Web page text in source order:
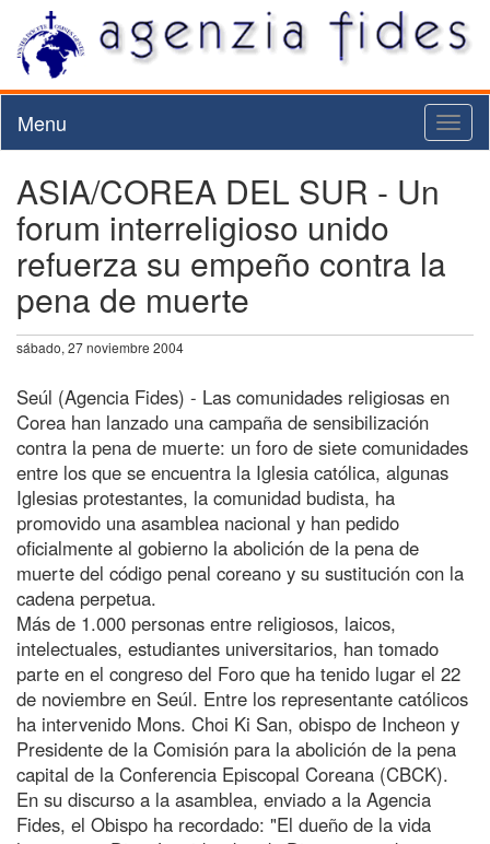
Menu
ASIA/COREA DEL SUR - Un
forum interreligioso unido
refuerza su empeño contra la
pena de muerte
sábado, 27 noviembre 2004
Seúl (Agencia Fides) - Las comunidades religiosas en
Corea han lanzado una campaña de sensibilización
contra la pena de muerte: un foro de siete comunidades
entre los que se encuentra la Iglesia católica, algunas
Iglesias protestantes, la comunidad budista, ha
promovido una asamblea nacional y han pedido
oficialmente al gobierno la abolición de la pena de
muerte del código penal coreano y su sustitución con la
cadena perpetua.
Más de 1.000 personas entre religiosos, laicos,
intelectuales, estudiantes universitarios, han tomado
parte en el congreso del Foro que ha tenido lugar el 22
de noviembre en Seúl. Entre los representante católicos
ha intervenido Mons. Choi Ki San, obispo de Incheon y
Presidente de la Comisión para la abolición de la pena
capital de la Conferencia Episcopal Coreana (CBCK).
En su discurso a la asamblea, enviado a la Agencia
Fides, el Obispo ha recordado: "El dueño de la vida